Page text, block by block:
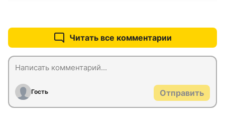
Читать все комментарии
Гость Отправить